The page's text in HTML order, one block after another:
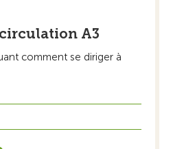
A3
comment se diriger à